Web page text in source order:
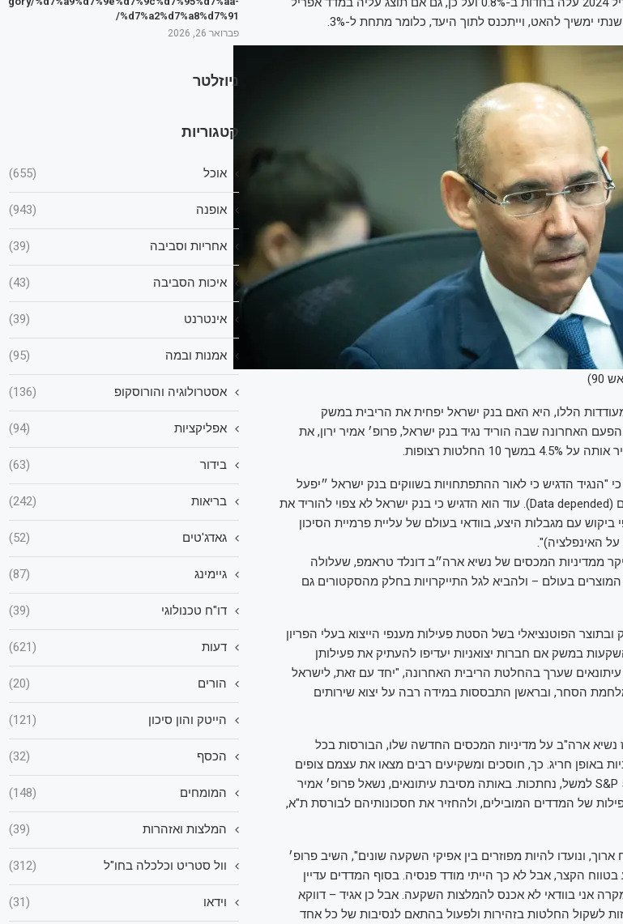
הללו, היא האם בנק ישראל יפחית את הריבית במשק
26 במאי. נזכיר, הפעם האחרונה שבה הוריד נגיד בנק ישראל, פרופ׳ אמיר ירון, את
הדגיש כי לאור ההתפתחויות בשווקים בנק ישראל ״יפעל
יותר תמיד״ לפי מדיניות מותנית נתונים (Data depended). עוד הוא הדגיש כי בנק ישראל לא צפוי להוריד את
עם מגבלות היצע, בוודאי בעולם של עליית פרמיית הסיכון
האינפלציה)".
ממדיניות המכסים של נשיא ארה״ב דונלד טראמפ, שעלולה
בעולם – ולהביא לגל התייקרויות בחלק מהסקטורים גם
הפוטנציאלי בשל הסטת פעילות מענפי הייצוא בעלי הפריון
במשק אם חברות יצואניות יעדיפו להעתיק את פעילותן
שערך בהחלטת הריבית האחרונה, "יחד עם זאת, לישראל
הסחר, ובראשן התבססות במידה רבה על יצוא שירותים
נשיא ארה"ב על מדיניות המכסים החדשה שלו, הבורסות בכל
באופן חריג. כך, חוסכים ומשקיעים רבים מצאו את עצמם צופים
בפנסיות שלהן, הצמודות למדד ה-S&P 500 למשל, נחתכות. באותה מסיבת עיתונאים, נשאל פרופ׳ אמיר
של המדדים המובילים, ולהחזיר את חסכונותיהם לבורסת ת"א,
ונועדו להיות מפוזרים בין אפיקי השקעה שונים", השיב פרופ׳
בטווח הקצר, אבל לא כך הייתי מודד פנסיה. בסוף המדדים עדיין
אני בוודאי לא אכנס להמלצות השקעה. אבל כן אגיד – דווקא
לשקול החלטות בזהירות ולפעול בהתאם לנסיבות של כל אחד
%d7%a2%d7%a8%d7%91/
פברואר 26, 2026
ניוזלטר
קטגוריות
אוכל (655)
אופנה (943)
אחריות וסביבה (39)
איכות הסביבה (43)
אינטרנט (39)
אמנות ובמה (95)
אסטרולוגיה והורוסקופ (136)
אפליקציות (94)
בידור (63)
בריאות (242)
גאדג'טים (52)
גיימינג (87)
דו"ח טכנולוגי (39)
דעות (621)
הורים (20)
הייטק והון סיכון (121)
הכסף (32)
המומחים (148)
המלצות ואזהרות (39)
וול סטריט וכלכלה בחו"ל (312)
וידאו (31)